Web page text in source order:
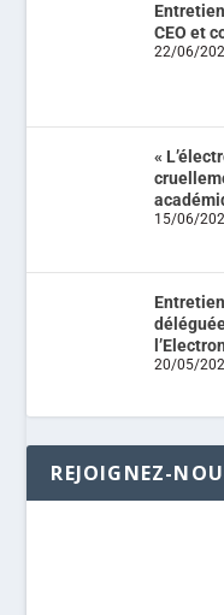
CEO et
22/06/
«
15/06/
20/05/
REJOIGNEZ-